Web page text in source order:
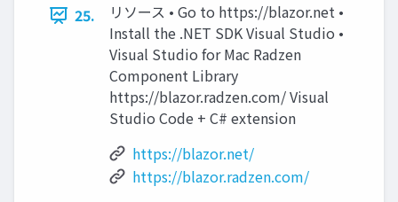
25.
リソース • Go to https://blazor.net •
Install the .NET SDK Visual Studio •
Visual Studio for Mac Radzen
Component Library
https://blazor.radzen.com/ Visual
Studio Code + C# extension
https://blazor.net/
https://blazor.radzen.com/